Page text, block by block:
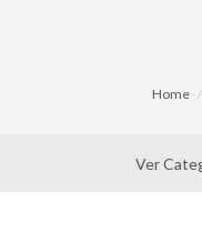
Home
Ver